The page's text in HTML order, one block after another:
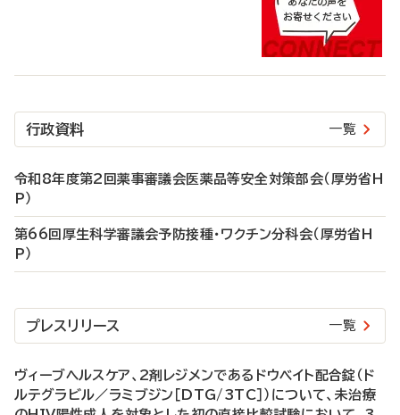
行政資料 一覧
令和8年度第2回薬事審議会医薬品等安全対策部会（厚労省H
P）
第66回厚生科学審議会予防接種・ワクチン分科会（厚労省H
P）
プレスリリース 一覧
ヴィーブヘルスケア、2剤レジメンであるドウベイト配合錠（ド
ルテグラビル／ラミブジン［DTG/3TC］）について、未治療